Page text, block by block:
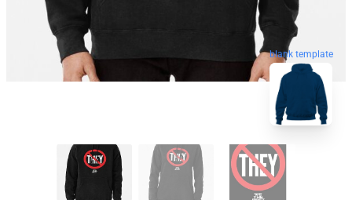
blank template